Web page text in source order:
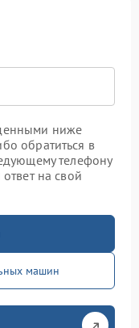
ниже
обратиться в
телефону
на свой
машин